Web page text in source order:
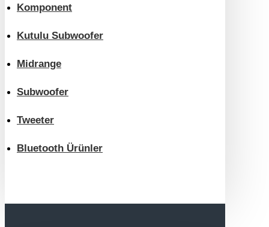
Komponent
Kutulu Subwoofer
Midrange
Subwoofer
Tweeter
Bluetooth Ürünler